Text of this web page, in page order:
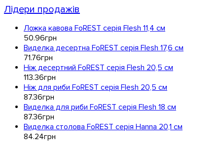
Лідери продажів
Ложка кавова FoREST серія Flesh 11,4 см
50.96грн
Виделка десертна FoREST серія Flesh 17,6 см
71.76грн
Ніж десертний FoREST серія Flesh 20,5 см
113.36грн
Ніж для риби FoREST серія Flesh 20,5 см
87.36грн
Виделка для риби FoREST серія Flesh 18 см
87.36грн
Виделка столова FoREST серія Hanna 20,1 см
84.24грн